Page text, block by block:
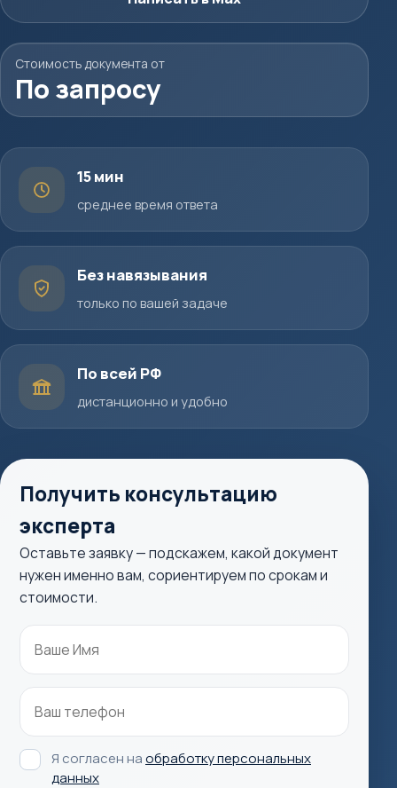
Стоимость документа от
По запросу
15 мин
среднее время ответа
Без навязывания
только по вашей задаче
По всей РФ
дистанционно и удобно
Получить консультацию
эксперта
Оставьте заявку — подскажем, какой документ
нужен именно вам, сориентируем по срокам и
стоимости.
Я согласен наобработку персональных
данных